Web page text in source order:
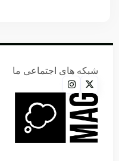
شبکه های اجتماعی ما